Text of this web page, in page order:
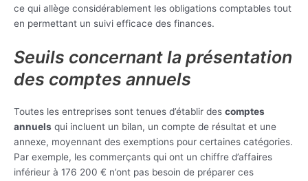
ce qui allège considérablement les obligations comptables tout
en permettant un suivi efficace des finances.
Seuils concernant la présentation
des comptes annuels
Toutes les entreprises sont tenues d’établir des comptes
annuels qui incluent un bilan, un compte de résultat et une
annexe, moyennant des exemptions pour certaines catégories.
Par exemple, les commerçants qui ont un chiffre d’affaires
inférieur à 176 200 € n’ont pas besoin de préparer ces